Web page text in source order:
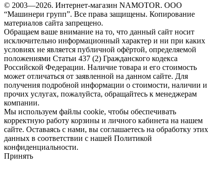
© 2003—2026. Интернет-магазин NAMOTOR. ООО
“Машинери групп”. Все права защищены. Копирование
материалов сайта запрещено.
Обращаем ваше внимание на то, что данный сайт носит
исключительно информационный характер и ни при каких
условиях не является публичной офёртой, определяемой
положениями Статьи 437 (2) Гражданского кодекса
Российской Федерации. Наличие товара и его стоимость
может отличаться от заявленной на данном сайте. Для
получения подробной информации о стоимости, наличии и
прочих услугах, пожалуйста, обращайтесь к менеджерам
компании.
Мы используем файлы cookie, чтобы обеспечивать
корректную работу корзины и личного кабинета на нашем
сайте. Оставаясь с нами, вы соглашаетесь на обработку этих
данных в соответствии с нашей Политикой
конфиденциальности.
Принять